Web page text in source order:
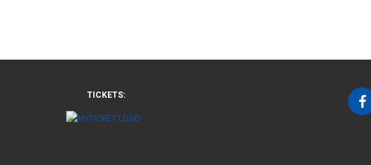
TICKETS: